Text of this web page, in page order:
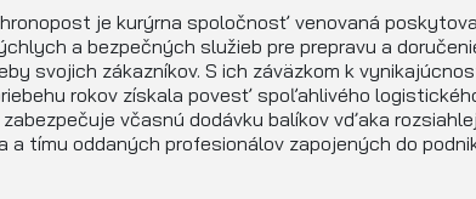
je kurýrna spoločnosť venovaná
a bezpečných služieb pre prepravu a
svojich zákazníkov. S ich záväzkom k
rokov získala povesť spoľahlivého
včasnú dodávku balíkov vďaka
a tímu oddaných profesionálov zapojených do